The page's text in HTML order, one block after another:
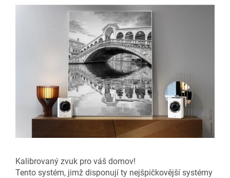
Kalibrovaný zvuk pro váš domov!
Tento systém, jimž disponují ty nejšpičkovější systémy